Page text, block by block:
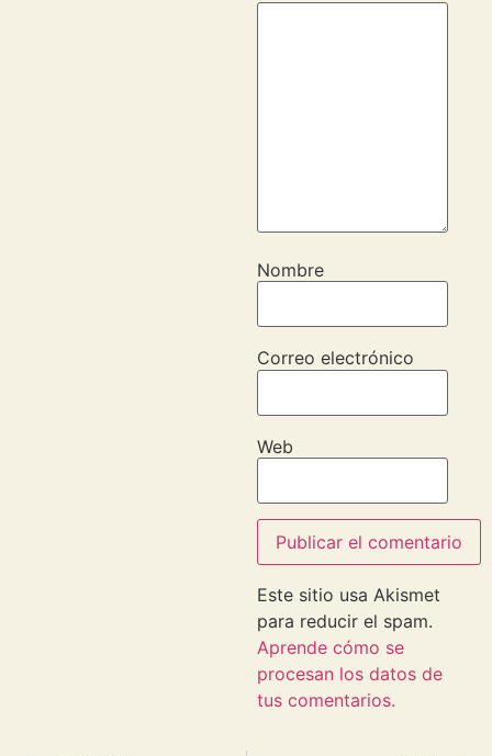
Nombre
Correo electrónico
Web
Este sitio usa Akismet
para reducir el spam.
Aprende cómo se
procesan los datos de
tus comentarios.